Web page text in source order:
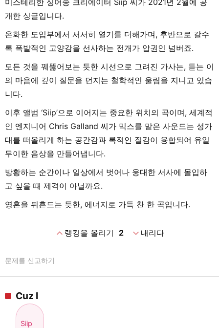
미스테리한 싱어송 크리에이터 Siip 씨가 2021년 2월에 공
개한 싱글입니다.
온화한 도입부에서 서서히 열기를 더해가며, 후반으로 갈수
록 폭발적인 고양감을 선사하는 전개가 압권인 넘버죠.
모든 것을 꿰뚫어보는 듯한 시선으로 그려진 가사는, 듣는 이
의 마음에 깊이 질문을 던지는 철학적인 울림을 지니고 있습
니다.
이후 앨범 ‘Siip’으로 이어지는 중요한 위치의 곡이며, 세계적
인 엔지니어 Chris Galland 씨가 믹스를 맡은 사운드는 성가
대를 떠올리게 하는 공간감과 록적인 질감이 융합되어 유일
무이한 음상을 만들어냅니다.
방황하는 순간이나 일상에서 벗어나 웅대한 서사에 몰입하
고 싶을 때 제격이 아닐까요.
영혼을 뒤흔드는 듯한, 에너지로 가득 찬 한 곡입니다.
expand_less랭킹을 올리기 2 expand_more내리다
문제를 신고하기
Cuz I
Siip